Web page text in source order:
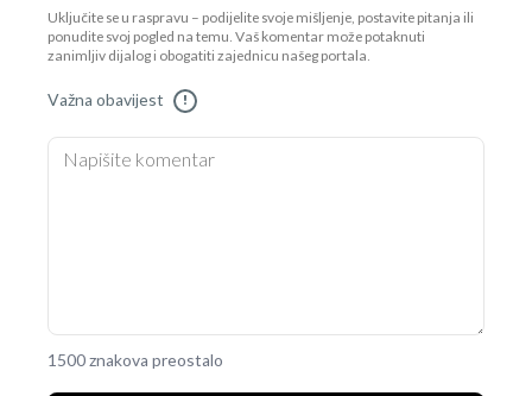
Uključite se u raspravu – podijelite svoje mišljenje, postavite pitanja ili
ponudite svoj pogled na temu. Vaš komentar može potaknuti
zanimljiv dijalog i obogatiti zajednicu našeg portala.
Važna obavijest !
1500 znakova preostalo